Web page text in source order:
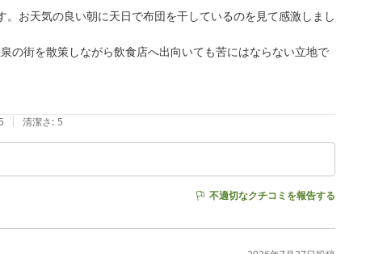
お天気の良い朝に天日で布団を干しているのを見て感激しまし
の街を散策しながら飲食店へ出向いても苦にはならない立地で
5 | 清潔さ: 5
不適切なクチコミを報告する